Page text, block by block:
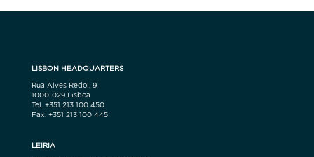
LISBON HEADQUARTERS
Rua Alves Redol, 9
1000-029 Lisboa
Tel. +351 213 100 450
Fax. +351 213 100 445
LEIRIA